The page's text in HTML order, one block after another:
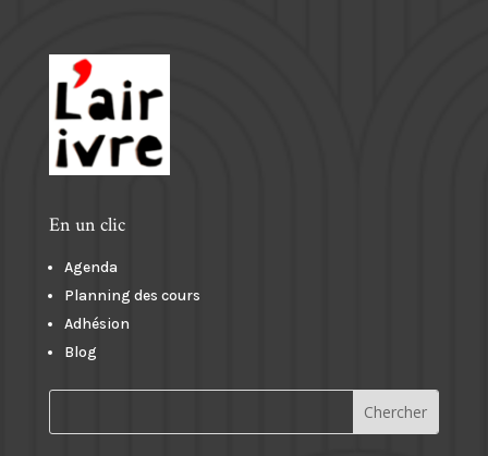
En un clic
Agenda
Planning des cours
Adhésion
Blog